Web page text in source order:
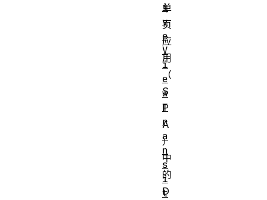
单
页
应
用
（
S
P
A
）
中
的
D
i
v
e
V
i
e
w
T
r
a
n
s
i
t